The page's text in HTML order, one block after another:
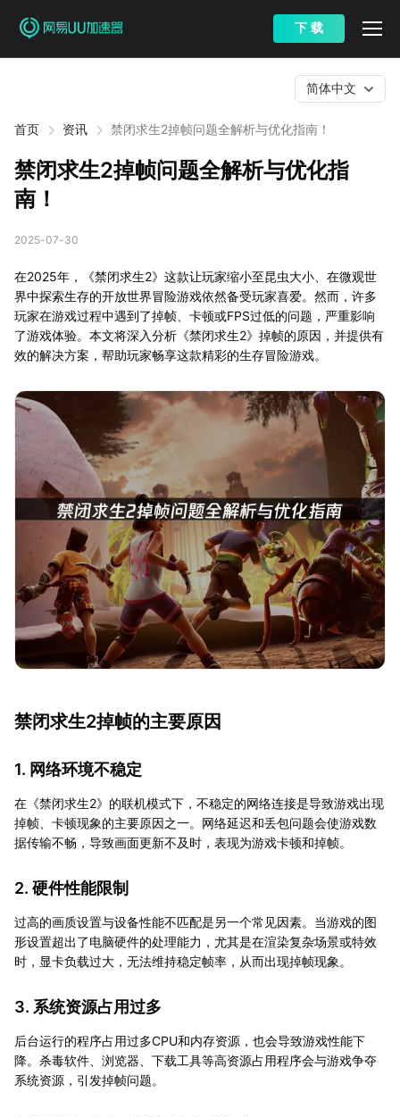
下 载
首页 资讯 禁闭求生2掉帧问题全解析与优化指南！
简体中文
禁闭求生2掉帧问题全解析与优化指
南！
2025-07-30
在2025年，《禁闭求生2》这款让玩家缩小至昆虫大小、在微观世
界中探索生存的开放世界冒险游戏依然备受玩家喜爱。然而，许多
玩家在游戏过程中遇到了掉帧、卡顿或FPS过低的问题，严重影响
了游戏体验。本文将深入分析《禁闭求生2》掉帧的原因，并提供有
效的解决方案，帮助玩家畅享这款精彩的生存冒险游戏。
禁闭求生2掉帧的主要原因
1. 网络环境不稳定
在《禁闭求生2》的联机模式下，不稳定的网络连接是导致游戏出现
掉帧、卡顿现象的主要原因之一。网络延迟和丢包问题会使游戏数
据传输不畅，导致画面更新不及时，表现为游戏卡顿和掉帧。
2. 硬件性能限制
过高的画质设置与设备性能不匹配是另一个常见因素。当游戏的图
形设置超出了电脑硬件的处理能力，尤其是在渲染复杂场景或特效
时，显卡负载过大，无法维持稳定帧率，从而出现掉帧现象。
3. 系统资源占用过多
后台运行的程序占用过多CPU和内存资源，也会导致游戏性能下
降。杀毒软件、浏览器、下载工具等高资源占用程序会与游戏争夺
系统资源，引发掉帧问题。